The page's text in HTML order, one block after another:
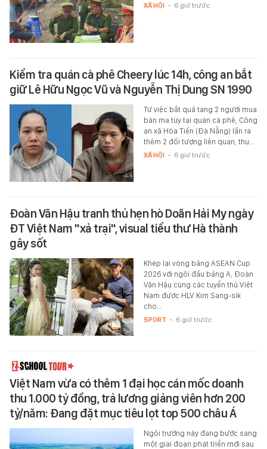
XÃ HỘI - 6 giờ trước
Kiểm tra quán cà phê Cheery lúc 14h, công an bắt
giữ Lê Hữu Ngọc Vũ và Nguyễn Thị Dung SN 1990
Từ việc bắt quả tang 2 người mua
bán ma túy tại quán cà phê, Công
an xã Hòa Tiến (Đà Nẵng) lần ra
thêm 2 đối tượng liên quan, thu…
XÃ HỘI - 6 giờ trước
Đoàn Văn Hậu tranh thủ hẹn hò Doãn Hải My ngày
ĐT Việt Nam "xả trại", visual tiểu thư Hà thành
gây sốt
Khép lại vòng bảng ASEAN Cup
2026 với ngôi đầu bảng A, Đoàn
Văn Hậu cùng các tuyển thủ Việt
Nam được HLV Kim Sang-sik
cho…
SPORT - 6 giờ trước
Việt Nam vừa có thêm 1 đại học cán mốc doanh
thu 1.000 tỷ đồng, trả lương giảng viên hơn 200
tỷ/năm: Đang đặt mục tiêu lọt top 500 châu Á
Ngôi trường này đang bước sang
một giai đoạn phát triển mới sau